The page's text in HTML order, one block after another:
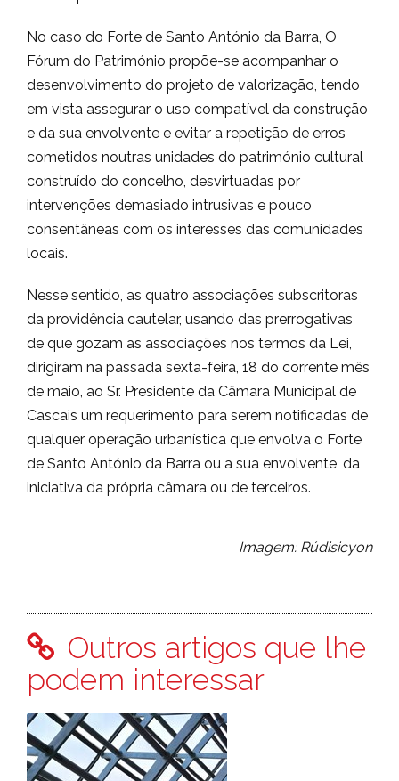
No caso do Forte de Santo António da Barra, O
Fórum do Património propõe-se acompanhar o
desenvolvimento do projeto de valorização, tendo
em vista assegurar o uso compatível da construção
e da sua envolvente e evitar a repetição de erros
cometidos noutras unidades do património cultural
construído do concelho, desvirtuadas por
intervenções demasiado intrusivas e pouco
consentâneas com os interesses das comunidades
locais.
Nesse sentido, as quatro associações subscritoras
da providência cautelar, usando das prerrogativas
de que gozam as associações nos termos da Lei,
dirigiram na passada sexta-feira, 18 do corrente mês
de maio, ao Sr. Presidente da Câmara Municipal de
Cascais um requerimento para serem notificadas de
qualquer operação urbanística que envolva o Forte
de Santo António da Barra ou a sua envolvente, da
iniciativa da própria câmara ou de terceiros.
Imagem: Rúdisicyon
Outros artigos que lhe
podem interessar